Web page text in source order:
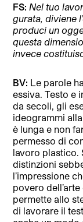
FS: Nel tuo
gurata, diviene
produci un
questa
invece
BV: Le parole
essiva. Testo e
da secoli, gli
ideogrammi
è lunga e non
permesso di
lavoro plastico.
distinzioni
l’impressione
povero
permette allo
di lavorare il